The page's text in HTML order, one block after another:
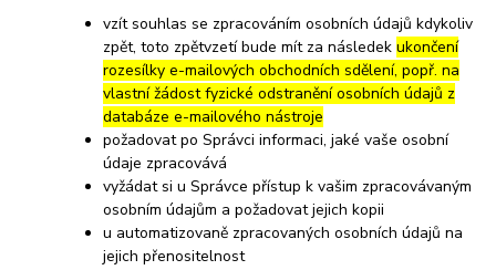
vzít souhlas se zpracováním osobních údajů kdykoliv
zpět, toto zpětvzetí bude mít za následekukončení
rozesílky e-mailových obchodních sdělení, popř. na
vlastní žádost fyzické odstranění osobních údajů z
databáze e-mailového nástroje
požadovat po Správci informaci, jaké vaše osobní
údaje zpracovává
vyžádat si u Správce přístup k vašim zpracovávaným
osobním údajům a požadovat jejich kopii
u automatizovaně zpracovaných osobních údajů na
jejich přenositelnost